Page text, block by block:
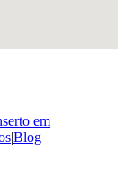
em
|Blog